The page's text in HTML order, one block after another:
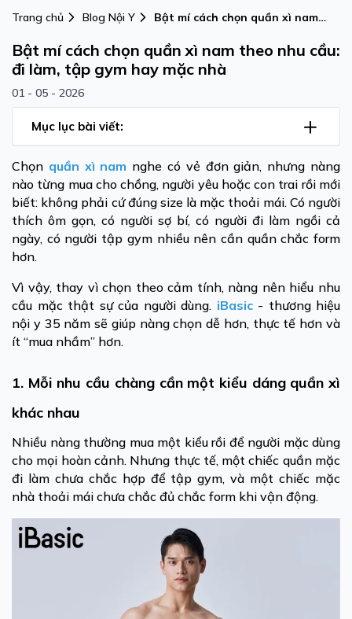
Trang chủ Blog Nội Y
Bật mí cách chọn quần xì nam
hay mặc nhà
Bật mí cách chọn quần xì nam theo nhu cầu:
đi làm, tập gym hay mặc nhà
01 - 05 - 2026
Mục lục bài viết:
Chọn quần xì nam nghe có vẻ đơn giản, nhưng nàng
nào từng mua cho chồng, người yêu hoặc con trai rồi mới
biết: không phải cứ đúng size là mặc thoải mái. Có người
thích ôm gọn, có người sợ bí, có người đi làm ngồi cả
ngày, có người tập gym nhiều nên cần quần chắc form
hơn.
Vì vậy, thay vì chọn theo cảm tính, nàng nên hiểu nhu
cầu mặc thật sự của người dùng. iBasic- thương hiệu
nội y 35 năm sẽ giúp nàng chọn dễ hơn, thực tế hơn và
ít “mua nhầm” hơn.
1. Mỗi nhu cầu chàng cần một kiểu dáng quần xì
khác nhau
Nhiều nàng thường mua một kiểu rồi để người mặc dùng
cho mọi hoàn cảnh. Nhưng thực tế, một chiếc quần mặc
đi làm chưa chắc hợp để tập gym, và một chiếc mặc
nhà thoải mái chưa chắc đủ chắc form khi vận động.